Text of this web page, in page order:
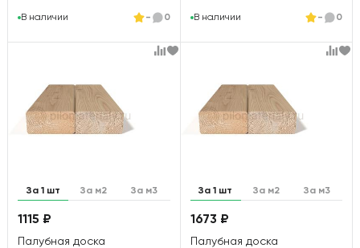
В наличии - 0 В наличии - 0
За 1 шт За м2 За м3
1115 ₽
Палубная доска
За 1 шт За м2 За м3
1673 ₽
Палубная доска